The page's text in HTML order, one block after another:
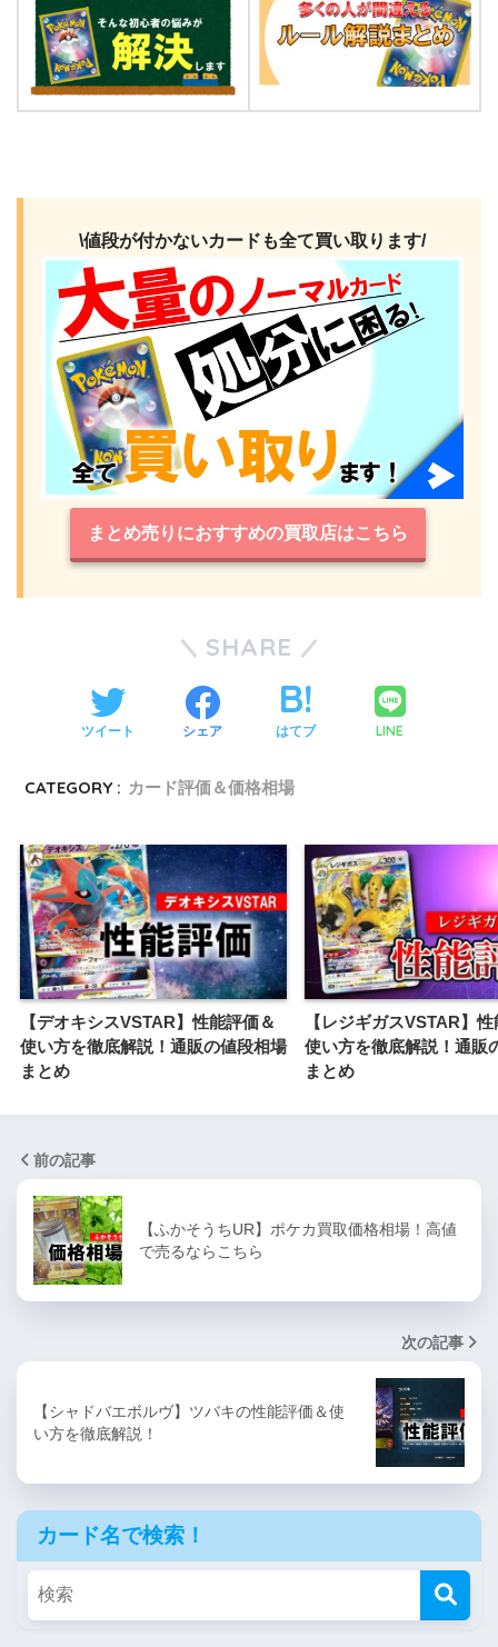
\値段が付かないカードも全て買い取ります/
まとめ売りにおすすめの買取店はこちら
SHARE
ツイート シェア はてブ LINE
CATEGORY : カード評価＆価格相場
【デオキシスVSTAR】性能評価＆
使い方を徹底解説！通販の値段相場
まとめ
【レジギガスVSTAR】
使い方を徹底解説！通販
まとめ
前の記事
【ふかそうちUR】ポケカ買取価格相場！高値
で売るならこちら
次の記事
【シャドバエボルヴ】ツバキの性能評価＆使
い方を徹底解説！
カード名で検索！